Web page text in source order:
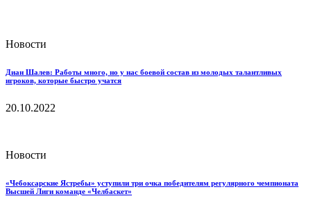
Новости
Диан Шалев: Работы много, но у нас боевой состав из молодых талантливых
игроков, которые быстро учатся
20.10.2022
Новости
«Чебоксарские Ястребы» уступили три очка победителям регулярного чемпионата
Высшей Лиги команде «Челбаскет»